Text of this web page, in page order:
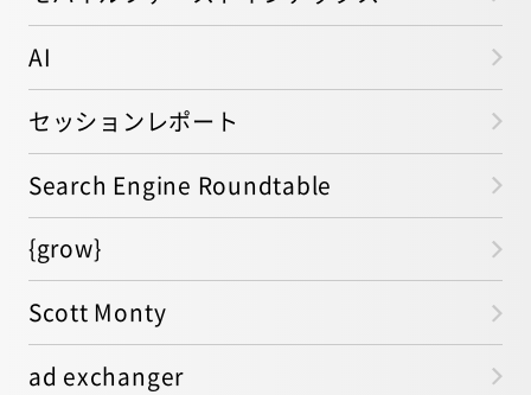
AI
セッションレポート
Search Engine Roundtable
{grow}
Scott Monty
ad exchanger